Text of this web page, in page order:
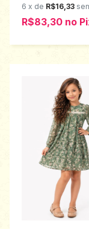
6 x de R$16,33
R$83,30 no